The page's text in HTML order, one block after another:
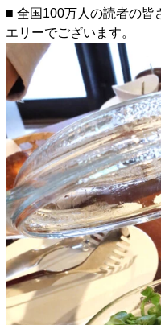
■ 全国100万人の読者の皆
エリーでございます。